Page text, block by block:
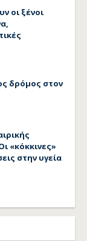
οι ξένοι
δρόμος στον
«κόκκινες»
στην υγεία